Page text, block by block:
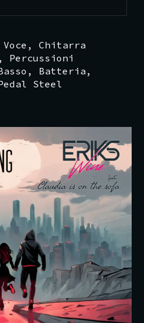
Chitarra
, Percussioni
Batteria ,
Steel